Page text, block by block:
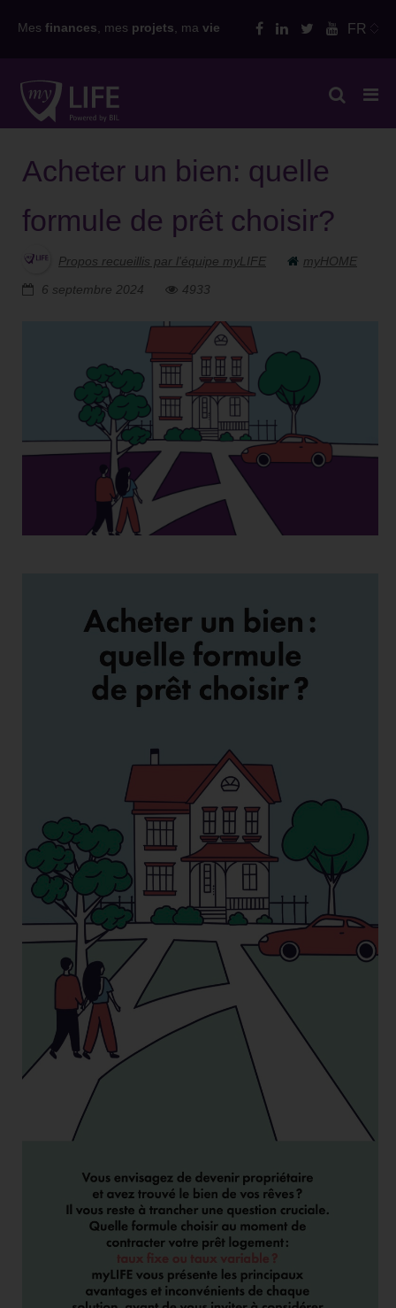
to
Mes finances , mes projets , ma vie FR
Acheter un bien: quelle
formule de prêt choisir?
Propos recueillis par l'équipe myLIFE
myHOME
6 septembre 2024
4933